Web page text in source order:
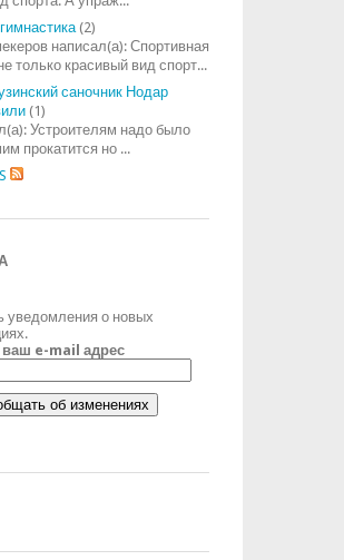
(2)
написал(а): Спортивная
только красивый вид спорт...
саночник Нодар
(1)
Устроителям надо было
прокатится но ...
уведомления о новых
ваш e-mail адрес